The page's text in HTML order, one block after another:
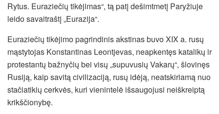
Rytus. Euraziečių tikėjimas“, tą patį dešimtmetį Paryžiuje
leido savaitraštį „Eurazija“.
Euraziečių tikėjimo pagrindinis akstinas buvo XIX a. rusų
mąstytojas Konstantinas Leontjevas, neapkentęs katalikų ir
protestantų bažnyčių bei visų „supuvusių Vakarų“, šlovinęs
Rusiją, kaip savitą civilizaciją, rusų idėją, neatskiriamą nuo
stačiatikių cerkvės, kuri vienintelė išsaugojusi neiškreiptą
krikščionybę.